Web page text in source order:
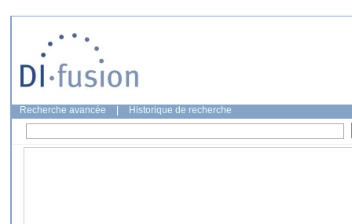
Recherche avancée Historique de recherche